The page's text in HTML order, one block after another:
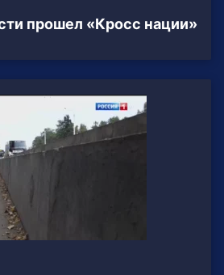
прошел «Кросс нации»